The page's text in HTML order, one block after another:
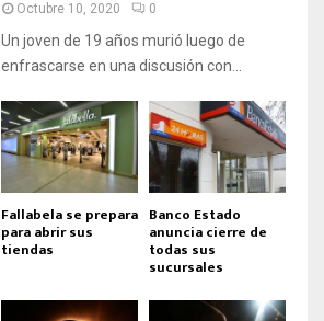
Octubre 10, 2020 0
Un joven de 19 años murió luego de
enfrascarse en una discusión con...
Fallabela se prepara
para abrir sus
tiendas
Banco Estado
anuncia cierre de
todas sus
sucursales